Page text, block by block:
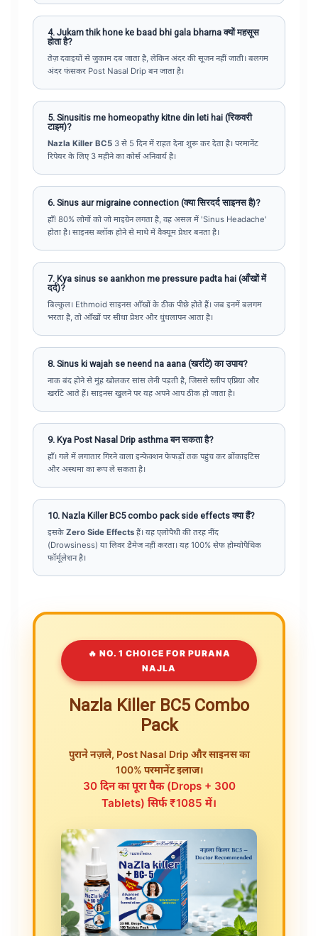
4. Jukam thik hone ke baad bhi gala bharna क्यों महसूस
होता है?
तेज़ दवाइयों से जुकाम दब जाता है, लेकिन अंदर की सूजन नहीं जाती। बलगम
अंदर फंसकर Post Nasal Drip बन जाता है।
5. Sinusitis me homeopathy kitne din leti hai (रिकवरी
टाइम)?
Nazla Killer BC5 3 से 5 दिन में राहत देना शुरू कर देता है। परमानेंट
रिपेयर के लिए 3 महीने का कोर्स अनिवार्य है।
6. Sinus aur migraine connection (क्या सिरदर्द साइनस है)?
हाँ! 80% लोगों को जो माइग्रेन लगता है, वह असल में 'Sinus Headache'
होता है। साइनस ब्लॉक होने से माथे में वैक्यूम प्रेशर बनता है।
7. Kya sinus se aankhon me pressure padta hai (आँखों में
दर्द)?
बिल्कुल। Ethmoid साइनस आँखों के ठीक पीछे होते हैं। जब इनमें बलगम
भरता है, तो आँखों पर सीधा प्रेशर और धुंधलापन आता है।
8. Sinus ki wajah se neend na aana (खर्राटे) का उपाय?
नाक बंद होने से मुंह खोलकर सांस लेनी पड़ती है, जिससे स्लीप एप्निया और
खर्राटे आते हैं। साइनस खुलने पर यह अपने आप ठीक हो जाता है।
9. Kya Post Nasal Drip asthma बन सकता है?
हाँ। गले में लगातार गिरने वाला इन्फेक्शन फेफड़ों तक पहुंच कर ब्रोंकाइटिस
और अस्थमा का रूप ले सकता है।
10. Nazla Killer BC5 combo pack side effects क्या हैं?
इसके Zero Side Effects हैं। यह एलोपैथी की तरह नींद
(Drowsiness) या लिवर डैमेज नहीं करता। यह 100% सेफ होम्योपैथिक
फॉर्मूलेशन है।
🔥 NO. 1 CHOICE FOR PURANA
NAJLA
Nazla Killer BC5 Combo
Pack
पुराने नज़ले, Post Nasal Drip और साइनस का
100% परमानेंट इलाज।
30 दिन का पूरा पैक (Drops + 300
Tablets) सिर्फ ₹1085 में।